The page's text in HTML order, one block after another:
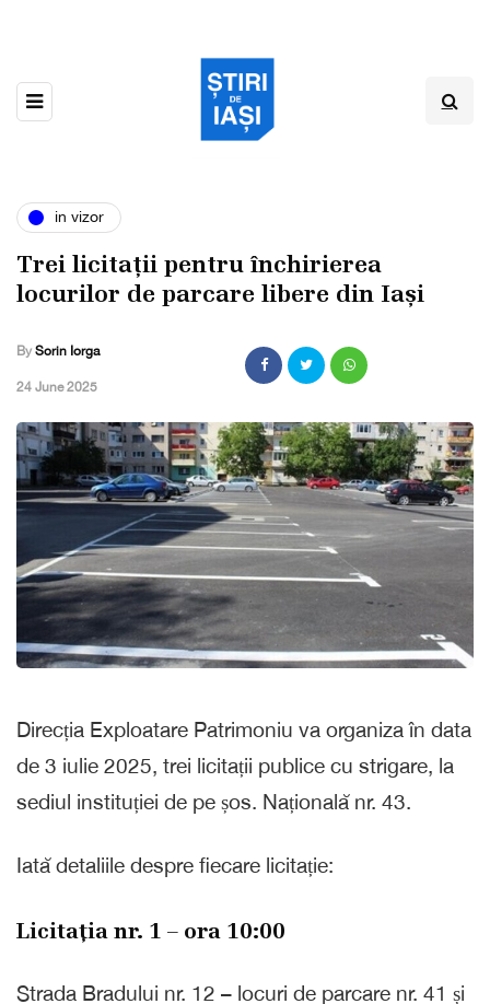
in vizor
Trei licitații pentru închirierea
locurilor de parcare libere din Iași
By Sorin Iorga
,24 June 2025
Direcția Exploatare Patrimoniu va organiza în data
de 3 iulie 2025, trei licitații publice cu strigare, la
sediul instituției de pe șos. Națională nr. 43.
Iată detaliile despre fiecare licitație:
Licitația nr. 1 – ora 10:00
Strada Bradului nr. 12 – locuri de parcare nr. 41 și